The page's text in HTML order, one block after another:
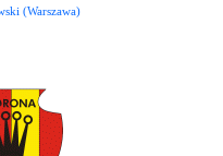
(Warszawa)